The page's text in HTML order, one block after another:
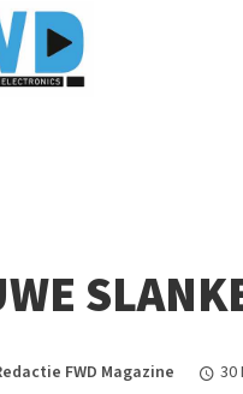
FWD Magazine 30